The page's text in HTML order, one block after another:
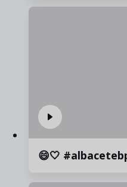
😄🤍